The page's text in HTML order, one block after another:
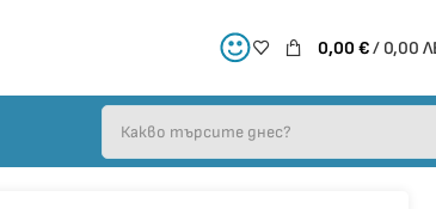
0,00 €/ 0,00